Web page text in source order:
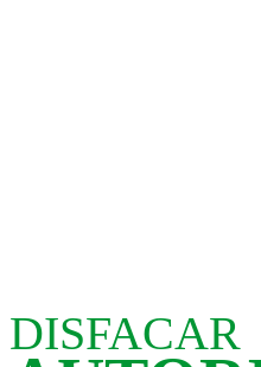
DISFACAR